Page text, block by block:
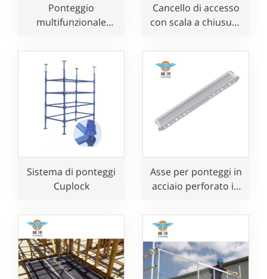
Ponteggio
multifunzionale
per panettieri
Cancello di accesso
con scala a chiusura
Sistema di ponteggi
Cuplock
Asse per ponteggi in
acciaio perforato in
edile